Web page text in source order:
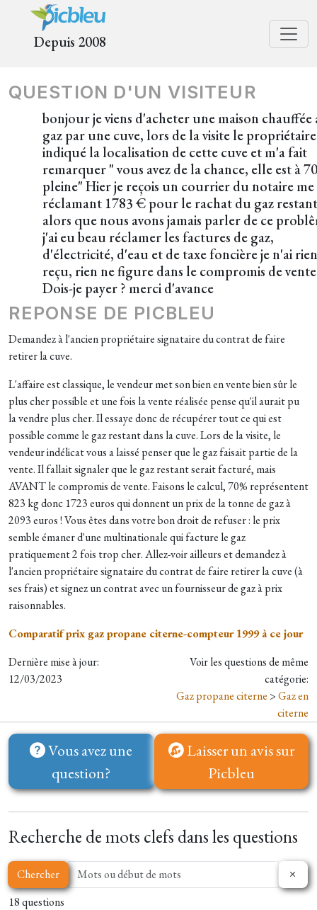
Depuis 2008
QUESTION D'UN VISITEUR
bonjour je viens d'acheter une maison chauffée
gaz par une cuve, lors de la visite le
indiqué la localisation de cette cuve et m'a fait
remarquer " vous avez de la chance, elle est à
pleine" Hier je reçois un courrier du notaire me
réclamant 1783 € pour le rachat du gaz restant
alors que nous avons jamais parler de ce
j'ai eu beau réclamer les factures de gaz,
d'électricité, d'eau et de taxe foncière je n'ai rien
reçu, rien ne figure dans le compromis de
Dois-je payer ? merci d'avance
REPONSE DE PICBLEU
Demandez à l'ancien propriétaire signataire du contrat de faire
retirer la cuve.
L'affaire est classique, le vendeur met son bien en vente bien sûr le
plus cher possible et une fois la vente réalisée pense qu'il aurait pu
la vendre plus cher. Il essaye donc de récupérer tout ce qui est
possible comme le gaz restant dans la cuve. Lors de la visite, le
vendeur indélicat vous a laissé penser que le gaz faisait partie de la
vente. Il fallait signaler que le gaz restant serait facturé, mais
AVANT le compromis de vente. Faisons le calcul, 70% représentent
823 kg donc 1723 euros qui donnent un prix de la tonne de gaz à
2093 euros ! Vous êtes dans votre bon droit de refuser : le prix
semble émaner d'une multinationale qui facture le gaz
pratiquement 2 fois trop cher. Allez-voir ailleurs et demandez à
l'ancien propriétaire signataire du contrat de faire retirer la cuve (à
ses frais) et signez un contrat avec un fournisseur de gaz à prix
raisonnables.
Comparatif prix gaz propane citerne-compteur 1999 à ce jour
Dernière mise à jour:
12/03/2023
Voir les questions de même
catégorie:
Gaz propane citerne >Gaz en
citerne
Vous avez une
question?
Laisser un avis sur
Picbleu
Recherche de mots clefs dans les questions
Chercher
18 questions